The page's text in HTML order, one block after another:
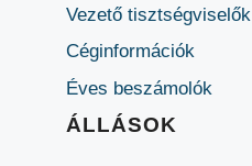
Vezető tisztségviselők
Céginformációk
Éves beszámolók
ÁLLÁSOK